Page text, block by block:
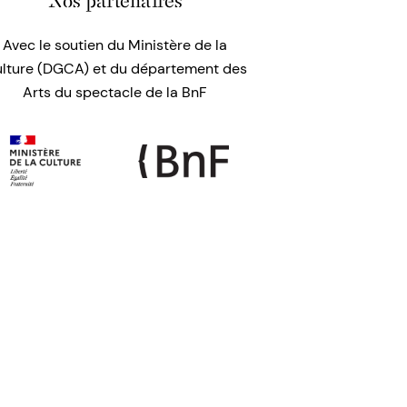
Avec le soutien du Ministère de la
(DGCA) et du département des
Arts du spectacle de la BnF